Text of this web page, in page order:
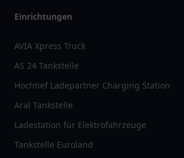
Einrichtungen
AVIA Xpress Truck
AS 24 Tankstelle
Hochtief Ladepartner Charging Station
Aral Tankstelle
Ladestation für Elektrofahrzeuge
Tankstelle Euroland